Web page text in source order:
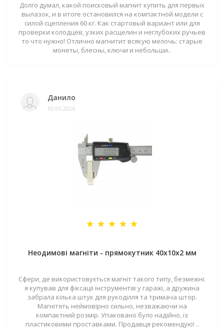
Долго думал, какой поисковый магнит купить для первых
вылазок, и в итоге остановился на компактной модели с
силой сцепления 60 кг. Как стартовый вариант или для
проверки колодцев, узких расщелин и неглубоких ручьев
то что нужно! Отлично магнитит всякую мелочь: старые
монеты, блесны, ключи и небольши..
Данило
02.05.2026
Неодимові магніти - прямокутник 40x10x2 мм
Сфери, де використовується магніт такого типу, безмежні:
я купував для фіксації інструментів у гаражі, а дружина
забрала кілька штук для рукоділля та тримача штор.
Магнітять неймовірно сильно, незважаючи на
компактний розмір. Упаковано було надійно, із
пластиковими проставками. Продавця рекомендую! ..